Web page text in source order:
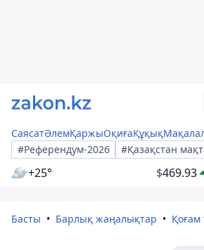
СаясатӘлемҚаржыОқиғаҚұқық
#Референдум-2026
#Қазақстан
+25° $469.93
Басты Барлық жаңалықтар